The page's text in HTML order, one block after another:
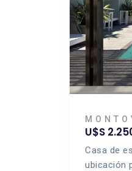
U$S
Casa de
ubicación